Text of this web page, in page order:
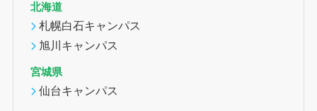
北海道
札幌白石キャンパス
旭川キャンパス
宮城県
仙台キャンパス